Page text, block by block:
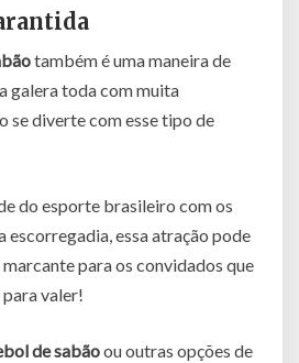
também é uma maneira de
galera toda com muita
se diverte com esse tipo de
do esporte brasileiro com os
escorregadia, essa atração pode
para os convidados que
valer!
de sabãoou outras opções de